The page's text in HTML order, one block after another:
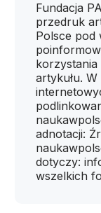
Fundacja
przedruk
Polsce pod
korzystania
artykułu.
adnotacji:
dotyczy:
wszelkich